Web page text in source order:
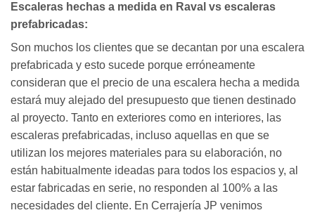
Escaleras hechas a medida en Raval vs escaleras
prefabricadas:
Son muchos los clientes que se decantan por una escalera
prefabricada y esto sucede porque erróneamente
consideran que el precio de una escalera hecha a medida
estará muy alejado del presupuesto que tienen destinado
al proyecto. Tanto en exteriores como en interiores, las
escaleras prefabricadas, incluso aquellas en que se
utilizan los mejores materiales para su elaboración, no
están habitualmente ideadas para todos los espacios y, al
estar fabricadas en serie, no responden al 100% a las
necesidades del cliente. En Cerrajería JP venimos